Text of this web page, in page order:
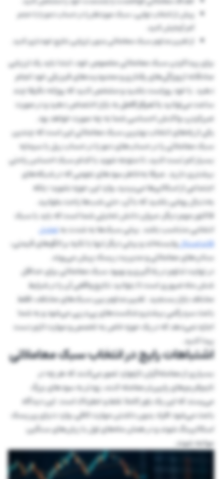
پیش از انتخاب نهایی، سبک موردنظر را در حساب دمو یا با حجم
کم آزمایش کنید.
از تغییر مداوم سبک معاملاتی بدون ارزیابی نتایج خودداری کنید.
برای پیداکردن سبک معاملاتی مخصوص خود، ابتدا باید یک ارزیابی
صادقانه از ویژگی‌های رفتاری و محدودیت‌های فیزیکی خود انجام
دهید. با خود روراست باشید و مشخص کنید که روزانه دقیقا چند
ساعت می‌توانیدبا تمرکزکاملبه بازار اختصاص دهید و در صورت
ضررکردن، واکنش احساسی شما به چه صورت خواهد بود.
یکی از راه‌های انتخاب بهترین سبک معاملاتی این است که چندین
سبک معاملاتی را در حساب‌های دمو یا در حساب ریل با سرمایه
بسیار کم تست کنید، تا متوجه شوید با کدام سبک احساس راحتی
بیشتری دارید. صرفا به‌خاطر سودهای نجومی که در شبکه‌های
اجتماعی از اسکالپرها می‌بینید، وارد این حوزه نشوید؛ بلکه
به‌دنبال روشی باشید که با آن، حتی شب‌ها راحت بخوابید.
فاکتور مهم دیگر، میزان دانش تحلیلی شما است که باید با سبک
انتخابی متناسب باشد. برخی سبک‌ها به شدت بهتحلیل
فاندامنتالوابسته‌اند و برخی دیگر تنها با تکیه بر الگوهای قیمتی،
ستاپ‌های معاملاتی و مدیریت ریسک پیش می‌روند.
در نهایت تداوم در یادگیری و بهبود سبک معاملاتی برای حداقل
شش ماه ضروری است تا بتوانید نتایج واقعی آن را در شرایط
مختلف بازار بسنجید. تغییر مداوم بین سبک‌های مختلف، فقط
باعث سردرگمی بیشتر و شکست‌های پی‌درپی می‌شود و به شما
اجازه نمی‌دهد که در یک حوزه خاص به تخصص و مهارت لازم دست
پیدا کنید.
اشتباهات رایج در انتخاب سبک معاملاتی
بسیاری از معامله‌گران تازه‌وارد تصور می‌کنند که هر چه در
تایم‌فریم‌های پایین‌تر معامله کنند، زودتر به سود‌های بزرگ
می‌رسند که این یک باور کاملا غلط و خطرناک است. این دیدگاه
باعث می‌شود افراد بدون داشتن مهارت کافی، وارد دنیای پرریسک
اسکالپینگ شوند و در همان ماه‌های اول با زیان‌های سنگین
مواجه شوند.